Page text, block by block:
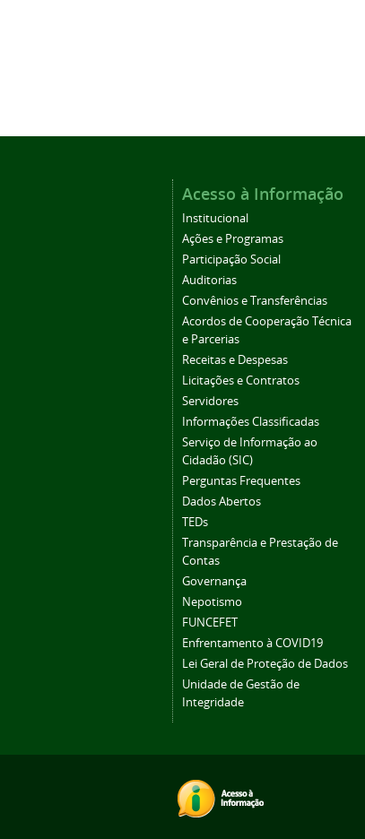
Acesso à Informação
Institucional
Ações e Programas
Participação Social
Auditorias
Convênios e Transferências
Acordos de Cooperação Técnica
e Parcerias
Receitas e Despesas
Licitações e Contratos
Servidores
Informações Classificadas
Serviço de Informação ao
Cidadão (SIC)
Perguntas Frequentes
Dados Abertos
TEDs
Transparência e Prestação de
Contas
Governança
Nepotismo
FUNCEFET
Enfrentamento à COVID19
Lei Geral de Proteção de Dados
Unidade de Gestão de
Integridade